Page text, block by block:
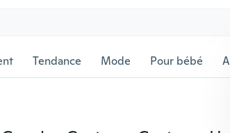
Tendance Mode Pour bébé